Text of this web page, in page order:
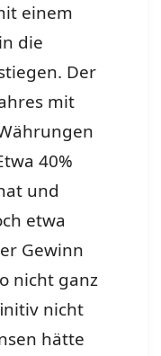
einem
die
Der
mit
40%
und
etwa
Gewinn
nicht ganz
nicht
hätte